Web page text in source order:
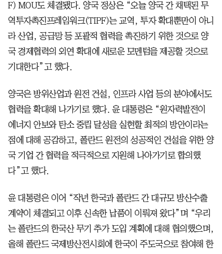
F) MOU도 체결됐다. 양국 정상은 “오늘 양국 간 채택된 무
역투자촉진프레임워크(TIPF)는 교역, 투자 확대뿐만이 아니
라 산업, 공급망 등 포괄적 협력을 촉진하기 위한 것으로 양
국 경제협력의 외연 확대에 새로운 모멘텀을 제공할 것으로
기대한다”고 했다.
양국은 방위산업과 원전 건설, 인프라 사업 등의 분야에서도
협력을 확대해 나가기로 했다. 윤 대통령은 “원자력발전이
에너지 안보와 탄소 중립 달성을 실현할 최적의 방안이라는
점에 대해 공감하고, 폴란드 원전의 성공적인 건설을 위한 양
국 기업 간 협력을 적극적으로 지원해 나아가기로 합의했
다”고 했다.
윤 대통령은 이어 “작년 한국과 폴란드 간 대규모 방산수출
계약이 체결되고 이후 신속한 납품이 이뤄져 왔다”며 “우리
는 폴란드의 한국산 무기 추가 도입 계획에 대해 협의했으며,
올해 폴란드 국제방산전시회에 한국이 주도국으로 참여해 한